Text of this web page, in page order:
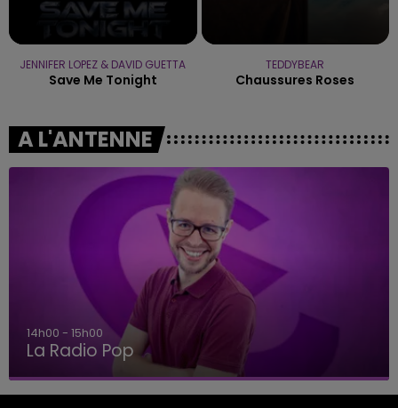
JENNIFER LOPEZ & DAVID GUETTA
Save Me Tonight
TEDDYBEAR
Chaussures Roses
A L'ANTENNE
14h00 - 15h00
La Radio Pop